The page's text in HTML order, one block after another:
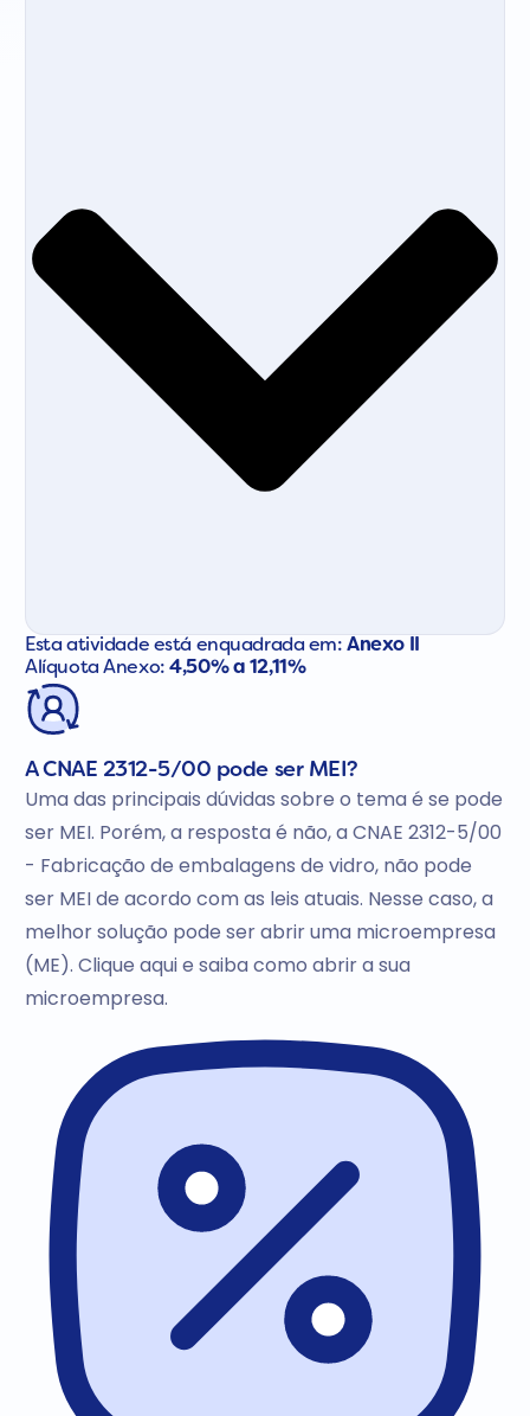
Esta atividade está enquadrada em:Anexo II
Alíquota Anexo:4,50% a 12,11%
A CNAE 2312-5/00 pode ser MEI?
Uma das principais dúvidas sobre o tema é se pode
ser MEI. Porém, a resposta é não, a CNAE 2312-5/00
- Fabricação de embalagens de vidro, não pode
ser MEI de acordo com as leis atuais. Nesse caso, a
melhor solução pode ser abrir uma microempresa
(ME). Clique aqui e saiba como abrir a sua
microempresa.